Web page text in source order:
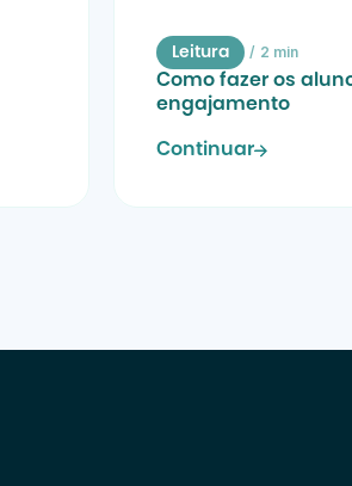
Leitura / 2 min
Como fazer os
engajamento
Continuar